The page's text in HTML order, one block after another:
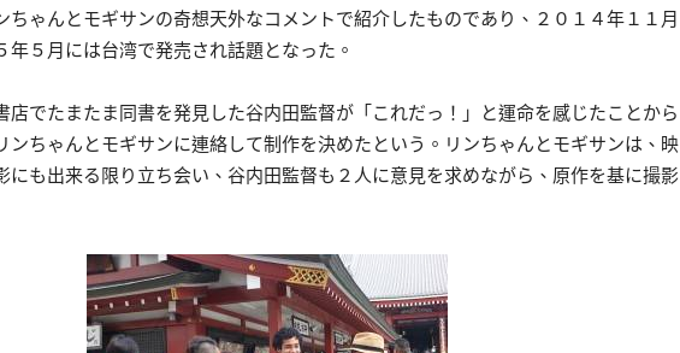
ちゃんとモギサンの奇想天外なコメントで紹介したものであり、２０１４年１１月
年５月には台湾で発売され話題となった。
店でたまたま同書を発見した谷内田監督が「これだっ！」と運命を感じたことから
ンちゃんとモギサンに連絡して制作を決めたという。リンちゃんとモギサンは、映
にも出来る限り立ち会い、谷内田監督も２人に意見を求めながら、原作を基に撮影